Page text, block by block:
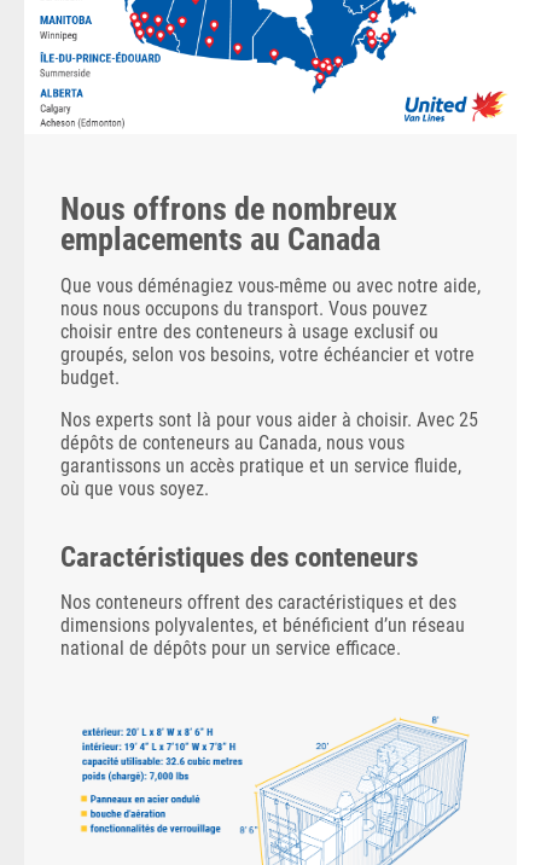
Nous offrons de nombreux
emplacements au Canada
Que vous déménagiez vous-même ou avec notre aide,
nous nous occupons du transport. Vous pouvez
choisir entre des conteneurs à usage exclusif ou
groupés, selon vos besoins, votre échéancier et votre
budget.
Nos experts sont là pour vous aider à choisir. Avec 25
dépôts de conteneurs au Canada, nous vous
garantissons un accès pratique et un service fluide,
où que vous soyez.
Caractéristiques des conteneurs
Nos conteneurs offrent des caractéristiques et des
dimensions polyvalentes, et bénéficient d’un réseau
national de dépôts pour un service efficace.